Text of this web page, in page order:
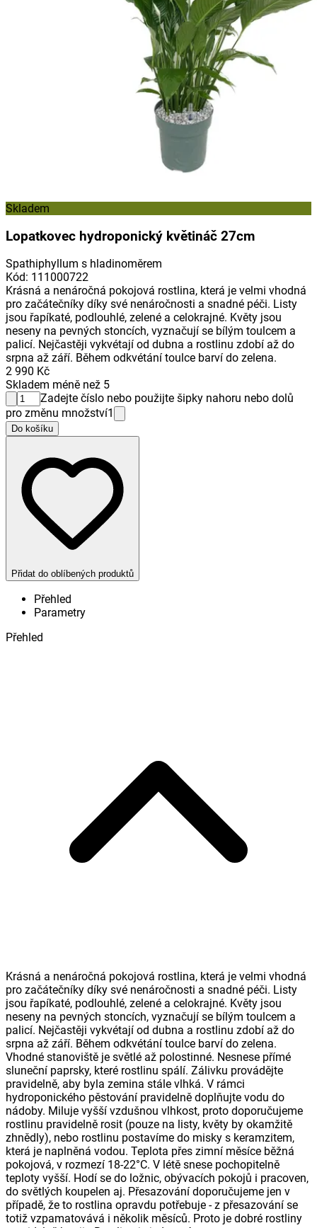
Skladem
Lopatkovec hydroponický květináč 27cm
Spathiphyllum s hladinoměrem
Kód: 111000722
Krásná a nenáročná pokojová rostlina, která je velmi vhodná
pro začátečníky díky své nenáročnosti a snadné péči. Listy
jsou řapíkaté, podlouhlé, zelené a celokrajné. Květy jsou
neseny na pevných stoncích, vyznačují se bílým toulcem a
palicí. Nejčastěji vykvétají od dubna a rostlinu zdobí až do
srpna až září. Během odkvétání toulce barví do zelena.
2 990 Kč
Skladem méně než 5
Zadejte číslo nebo použijte šipky nahoru nebo dolů
pro změnu množství1
Do košíku
Přidat do oblíbených produktů
Přehled
Parametry
Přehled
Krásná a nenáročná pokojová rostlina, která je velmi vhodná
pro začátečníky díky své nenáročnosti a snadné péči. Listy
jsou řapíkaté, podlouhlé, zelené a celokrajné. Květy jsou
neseny na pevných stoncích, vyznačují se bílým toulcem a
palicí. Nejčastěji vykvétají od dubna a rostlinu zdobí až do
srpna až září. Během odkvétání toulce barví do zelena.
Vhodné stanoviště je světlé až polostinné. Nesnese přímé
sluneční paprsky, které rostlinu spálí. Zálivku provádějte
pravidelně, aby byla zemina stále vlhká. V rámci
hydroponického pěstování pravidelně doplňujte vodu do
nádoby. Miluje vyšší vzdušnou vlhkost, proto doporučujeme
rostlinu pravidelně rosit (pouze na listy, květy by okamžitě
zhnědly), nebo rostlinu postavíme do misky s keramzitem,
která je naplněná vodou. Teplota přes zimní měsíce běžná
pokojová, v rozmezí 18-22°C. V létě snese pochopitelně
teploty vyšší. Hodí se do ložnic, obývacích pokojů i pracoven,
do světlých koupelen aj. Přesazování doporučujeme jen v
případě, že to rostlina opravdu potřebuje - z přesazování se
totiž vzpamatovává i několik měsíců. Proto je dobré rostliny